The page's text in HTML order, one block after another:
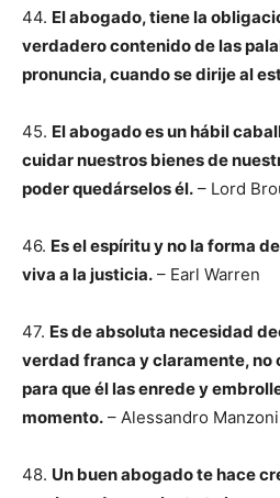
44. El abogado, tiene la
verdadero contenido de las
pronuncia, cuando se dirije al
45. El abogado es un hábil
cuidar nuestros bienes de
poder quedárselos él. – Lord
46. Es el espíritu y no la forma
viva a la justicia. – Earl Warren
47. Es de absoluta necesidad
verdad franca y claramente, no
para que él las enrede y
momento. – Alessandro Manzoni
48. Un buen abogado te hace